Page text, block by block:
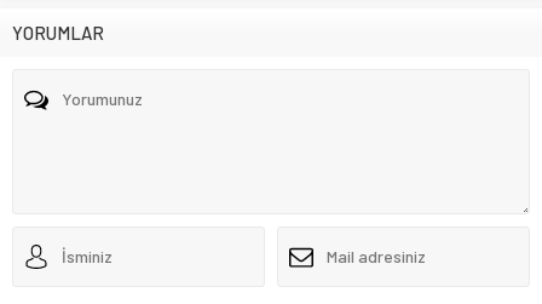
YORUMLAR